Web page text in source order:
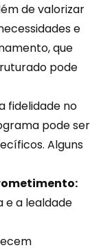
de valorizar
e
que
pode
fidelidade no
pode ser
Alguns
e a lealdade